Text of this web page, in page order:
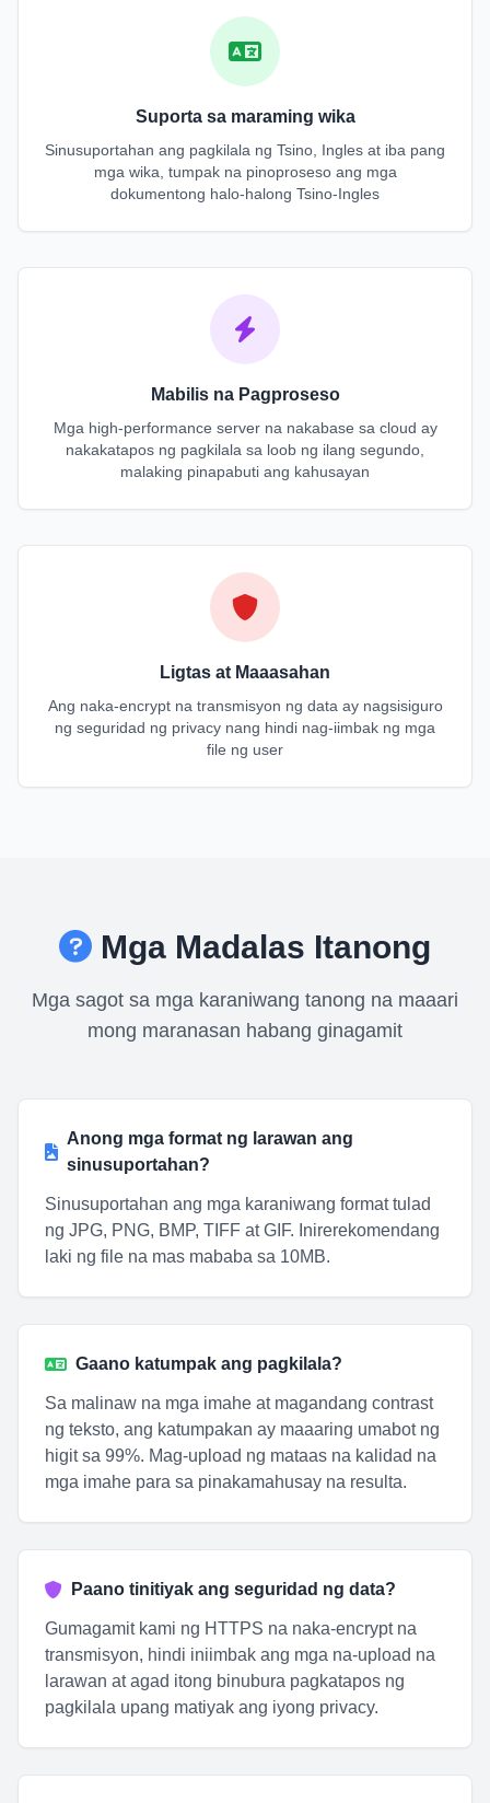
Suporta sa maraming wika
Sinusuportahan ang pagkilala ng Tsino, Ingles at iba pang
mga wika, tumpak na pinoproseso ang mga
dokumentong halo-halong Tsino-Ingles
Mabilis na Pagproseso
Mga high-performance server na nakabase sa cloud ay
nakakatapos ng pagkilala sa loob ng ilang segundo,
malaking pinapabuti ang kahusayan
Ligtas at Maaasahan
Ang naka-encrypt na transmisyon ng data ay nagsisiguro
ng seguridad ng privacy nang hindi nag-iimbak ng mga
file ng user
Mga Madalas Itanong
Mga sagot sa mga karaniwang tanong na maaari
mong maranasan habang ginagamit
Anong mga format ng larawan ang
sinusuportahan?
Sinusuportahan ang mga karaniwang format tulad
ng JPG, PNG, BMP, TIFF at GIF. Inirerekomendang
laki ng file na mas mababa sa 10MB.
Gaano katumpak ang pagkilala?
Sa malinaw na mga imahe at magandang contrast
ng teksto, ang katumpakan ay maaaring umabot ng
higit sa 99%. Mag-upload ng mataas na kalidad na
mga imahe para sa pinakamahusay na resulta.
Paano tinitiyak ang seguridad ng data?
Gumagamit kami ng HTTPS na naka-encrypt na
transmisyon, hindi iniimbak ang mga na-upload na
larawan at agad itong binubura pagkatapos ng
pagkilala upang matiyak ang iyong privacy.